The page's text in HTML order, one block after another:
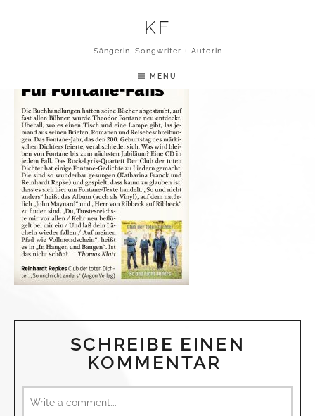
KF
Sängerin, Songwriter + Autorin
MENU
FÜR FONTANEFANS
SCHREIBE EINEN
KOMMENTAR